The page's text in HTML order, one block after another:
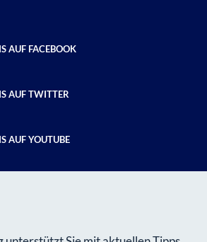
AUF FACEBOOK
AUF TWITTER
AUF YOUTUBE